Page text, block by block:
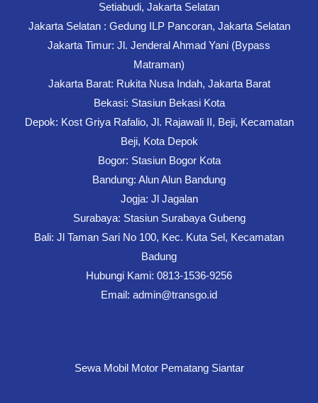
Setiabudi, Jakarta Selatan
Jakarta Selatan : Gedung ILP Pancoran, Jakarta Selatan
Jakarta Timur: Jl. Jenderal Ahmad Yani (Bypass
Matraman)
Jakarta Barat: Rukita Nusa Indah, Jakarta Barat
Bekasi: Stasiun Bekasi Kota
Depok: Kost Griya Rafalio, Jl. Rajawali II, Beji, Kecamatan
Beji, Kota Depok
Bogor: Stasiun Bogor Kota
Bandung: Alun Alun Bandung
Jogja: Jl Jagalan
Surabaya: Stasiun Surabaya Gubeng
Bali: Jl Taman Sari No 100, Kec. Kuta Sel, Kecamatan
Badung
Hubungi Kami: 0813-1536-9256
Email: admin@transgo.id
Sewa Mobil Motor Pematang Siantar